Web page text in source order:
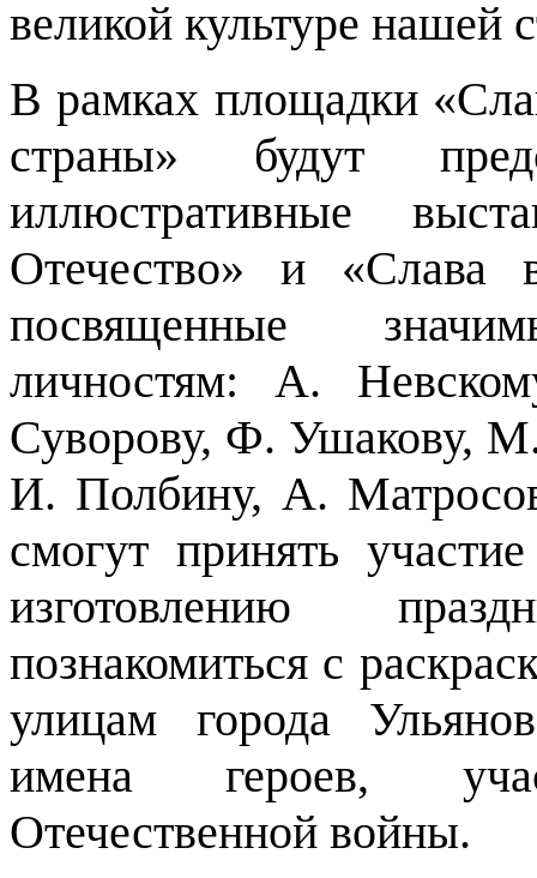
великой культуре нашей
В рамках площадки
страны» будут
иллюстративные
Отечество» и «Слава
посвященные
личностям: А.
Суворову, Ф. Ушакову,
И. Полбину, А.
смогут принять
изготовлению
познакомиться с
улицам города
имена героев,
Отечественной войны.